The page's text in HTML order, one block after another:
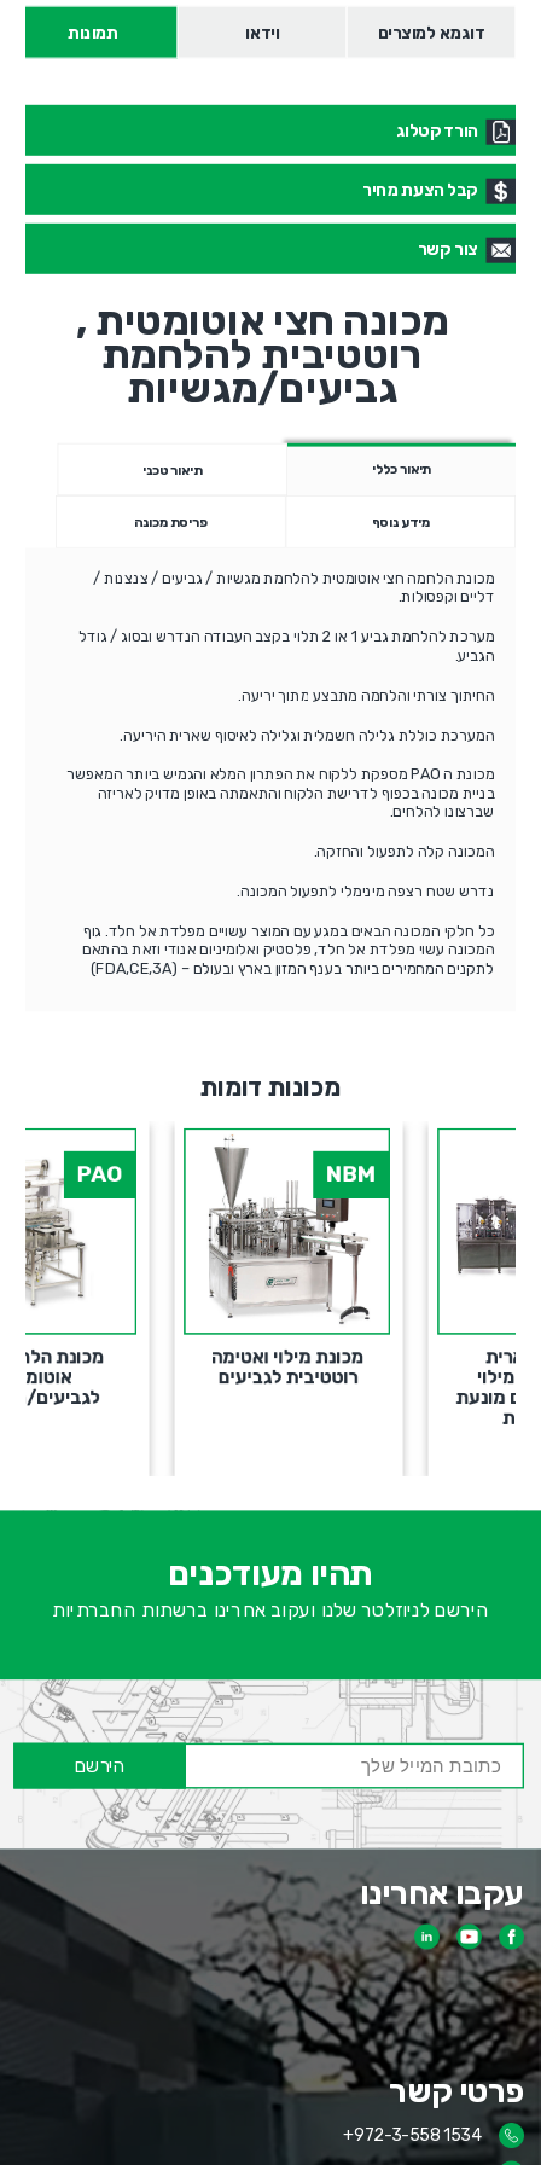
תמונות וידאו דוגמא למוצרים
הורד קטלוג
קבל הצעת מחיר
צור קשר
מכונה חצי אוטומטית ,
רוטטיבית להלחמת
גביעים/מגשיות
תיאור כללי תיאור טכני
מידע נוסף פריסת מכונה
מכונת הלחמה חצי אוטומטית להלחמת מגשיות / גביעים / צנצנות /
דליים וקפסולות.
מערכת להלחמת גביע 1 או 2 תלוי בקצב העבודה הנדרש ובסוג / גודל
הגביע.
החיתוך צורתי והלחמה מתבצע מתוך יריעה.
המערכת כוללת גלילה חשמלית וגלילה לאיסוף שארית היריעה.
מכונת ה PAO מספקת ללקוח את הפתרון המלא והגמיש ביותר המאפשר
בניית מכונה בכפוף לדרישת הלקוח והתאמתה באופן מדויק לאריזה
שברצונו להלחים.
המכונה קלה לתפעול והחזקה.
נדרש שטח רצפה מינימלי לתפעול המכונה.
כל חלקי המכונה הבאים במגע עם המוצר עשויים מפלדת אל חלד. גוף
המכונה עשוי מפלדת אל חלד, פלסטיק ואלומיניום אנודי וזאת בהתאם
לתקנים המחמירים ביותר בענף המזון בארץ ובעולם – (FDA,CE,3A)
מכונות דומות
מכונת מילוי ואטימה
רוטטיבית לגביעים
מכונת הלחמה חצי
אוטומטית
לגביעים/מגשיות
תהיו מעודכנים
הירשם לניוזלטר שלנו ועקוב אחרינו ברשתות החברתיות
הירשם
עקבו אחרינו
פרטי קשר
+972-3-558 1534